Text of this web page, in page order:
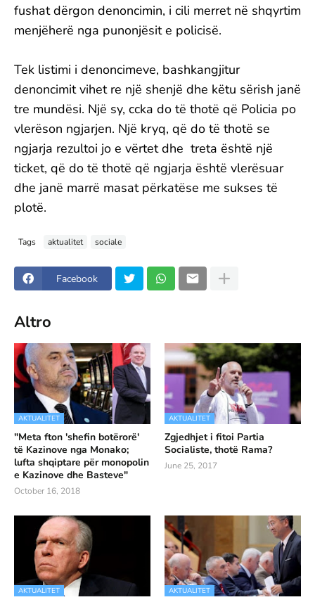
fushat dërgon denoncimin, i cili merret në shqyrtim
menjëherë nga punonjësit e policisë.
Tek listimi i denoncimeve, bashkangjitur
denoncimit vihet re një shenjë dhe këtu sërish janë
tre mundësi. Një sy, ccka do të thotë që Policia po
vlerëson ngjarjen. Një kryq, që do të thotë se
ngjarja rezultoi jo e vërtet dhe treta është një
ticket, që do të thotë që ngjarja është vlerësuar
dhe janë marrë masat përkatëse me sukses të
plotë.
Tags aktualitet sociale
Facebook
Altro
AKTUALITET
"Meta fton 'shefin botërorë'
të Kazinove nga Monako;
lufta shqiptare për monopolin
e Kazinove dhe Basteve"
October 16, 2018
AKTUALITET
Zgjedhjet i fitoi Partia
Socialiste, thotë Rama?
June 25, 2017
AKTUALITET AKTUALITET